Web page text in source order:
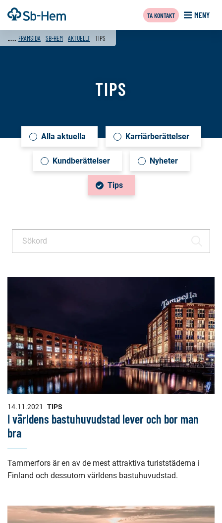
Till
innehållet
Framsida MENY
TA KONTAKT
FRAMSIDA SB-HEM AKTUELLT TIPS
TIPS
InnehållAlla aktuella Karriärberättelser
Kundberättelser Nyheter
Tips
14.11.2021 TIPS
I världens bastuhuvudstad lever och bor man
bra
Tammerfors är en av de mest attraktiva turiststäderna i
Finland och dessutom världens bastuhuvudstad.